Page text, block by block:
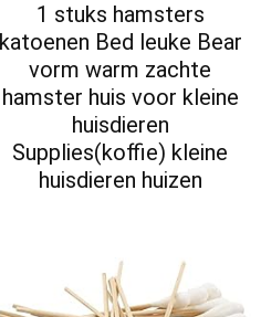
1 stuks hamsters
katoenen Bed leuke Bear
vorm warm zachte
hamster huis voor kleine
huisdieren
Supplies(koffie) kleine
huisdieren huizen